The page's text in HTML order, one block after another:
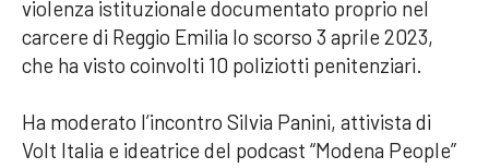
violenza istituzionale documentato proprio nel
carcere di Reggio Emilia lo scorso 3 aprile 2023,
che ha visto coinvolti 10 poliziotti penitenziari.
Ha moderato l’incontro Silvia Panini, attivista di
Volt Italia e ideatrice del podcast “Modena People”